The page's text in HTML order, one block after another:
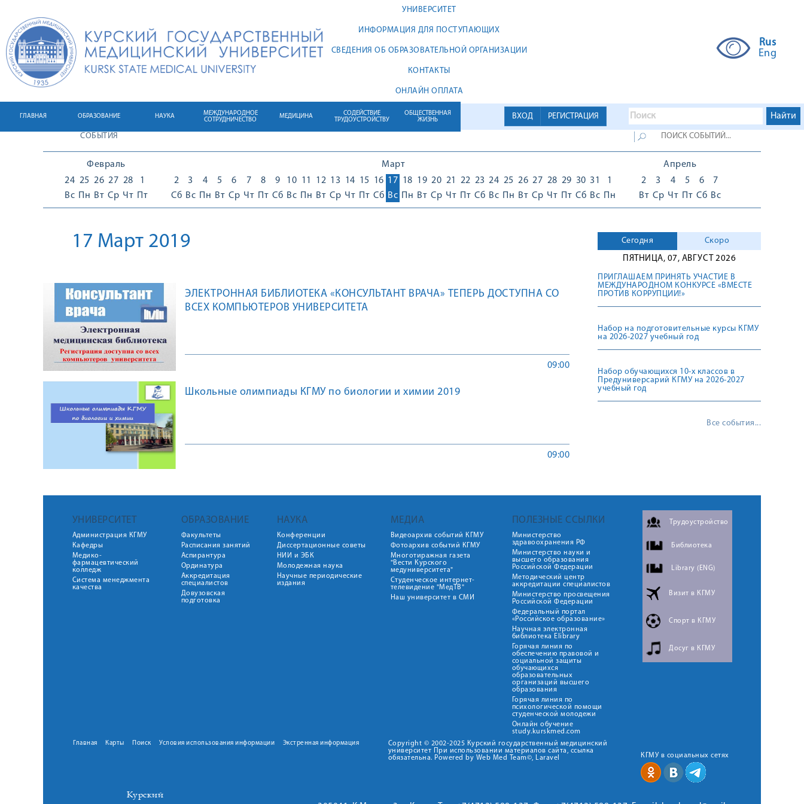
УНИВЕРСИТЕТ
ИНФОРМАЦИЯ ДЛЯ ПОСТУПАЮЩИХ
СВЕДЕНИЯ ОБ ОБРАЗОВАТЕЛЬНОЙ ОРГАНИЗАЦИИ
КОНТАКТЫ
ОНЛАЙН ОПЛАТА
Rus
Eng
ВХОД РЕГИСТРАЦИЯ
ГЛАВНАЯ ОБРАЗОВАНИЕ НАУКА
МЕЖДУНАРОДНОЕ
СОТРУДНИЧЕСТВО
МЕДИЦИНА
СОДЕЙСТВИЕ
ТРУДОУСТРОЙСТВУ
ОБЩЕСТВЕННАЯ
ЖИЗНЬ
СОБЫТИЯ
Февраль
24
Вс
25
Пн
26
Вт
27
Ср
28
Чт
1
Пт
Март
2
Сб
3
Вс
4
Пн
5
Вт
6
Ср
7
Чт
8
Пт
9
Сб
10
Вс
11
Пн
12
Вт
13
Ср
14
Чт
15
Пт
16
Сб
17
Вс
18
Пн
19
Вт
20
Ср
21
Чт
22
Пт
23
Сб
24
Вс
25
Пн
26
Вт
27
Ср
28
Чт
29
Пт
30
Сб
31
Вс
1
Пн
Апрель
2
Вт
3
Ср
4
Чт
5
Пт
6
Сб
7
Вс
17 Март 2019
ЭЛЕКТРОННАЯ БИБЛИОТЕКА «КОНСУЛЬТАНТ ВРАЧА» ТЕПЕРЬ ДОСТУПНА СО
ВСЕХ КОМПЬЮТЕРОВ УНИВЕРСИТЕТА
09:00
Школьные олимпиады КГМУ по биологии и химии 2019
09:00
Сегодня
Скоро
ПЯТНИЦА, 07, АВГУСТ 2026
ПРИГЛАШАЕМ ПРИНЯТЬ УЧАСТИЕ В
МЕЖДУНАРОДНОМ КОНКУРСЕ «ВМЕСТЕ
ПРОТИВ КОРРУПЦИИ!»
Набор на подготовительные курсы КГМУ
на 2026-2027 учебный год
Набор обучающихся 10-х классов в
Предуниверсарий КГМУ на 2026-2027
учебный год
Все события...
УНИВЕРСИТЕТ
Администрация КГМУ
Кафедры
Медико-
фармацевтический
колледж
Система менеджмента
качества
ОБРАЗОВАНИЕ
Факультеты
Расписания занятий
Аспирантура
Ординатура
Аккредитация
специалистов
Довузовская
подготовка
НАУКА
Конференции
Диссертационные советы
НИИ и ЭБК
Молодежная наука
Научные периодические
издания
МЕДИА
Видеоархив событий КГМУ
Фотоархив событий КГМУ
Многотиражная газета
"Вести Курского
медуниверситета"
Студенческое интернет-
телевидение "МедТВ"
Наш университет в СМИ
ПОЛЕЗНЫЕ ССЫЛКИ
Министерство
здравоохранения РФ
Министерство науки и
высшего образования
Российской Федерации
Методический центр
аккредитации специалистов
Министерство просвещения
Российской Федерации
Федеральный портал
«Российское образование»
Научная электронная
библиотека Elibrary
Горячая линия по
обеспечению правовой и
социальной защиты
обучающихся
образовательных
организаций высшего
образования
Горячая линия по
психологической помощи
студенческой молодежи
Онлайн обучение
study.kurskmed.com
Трудоустройство
Библиотека
Library (ENG)
Визит в КГМУ
Спорт в КГМУ
Досуг в КГМУ
Главная Карты Поиск Условия использования информации Экстренная информация
Copyright © 2002-2025 Курский государственный медицинский
университет При использовании материалов сайта, ссылка
обязательна. Powered by Web Med Team©, Laravel
КГМУ в социальных сетях
Курский